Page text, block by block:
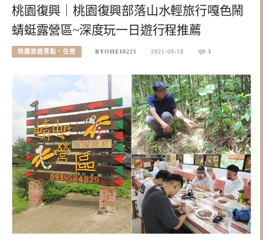
桃園復興｜桃園復興部落山水輕旅行嘎色鬧
蜻蜓露營區~深度玩一日遊行程推薦
桃園旅遊景點、住宿 RYOHEI0221 2021-09-18 3